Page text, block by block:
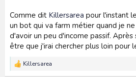
Comme dit Killersarea pour l'instant
un bot qui va farm métier quand je
d'avoir un peu d'income passif.
être que j'irai chercher plus loin pour
R
é
Killersarea